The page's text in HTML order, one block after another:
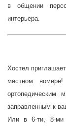
в общении
интерьера.
Хостел
местном
ортопедическим
заправленным к
Или в 6-ти, 8-ми